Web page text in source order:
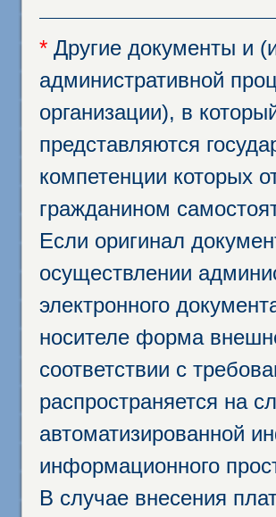
* Другие документы и
административной
организации), в
представляются
компетенции которых
гражданином
Если оригинал
осуществлении
электронного
носителе форма
соответствии с
распространяется на
автоматизированной
информационного
В случае внесения